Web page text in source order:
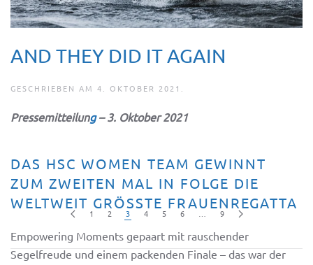
AND THEY DID IT AGAIN
GESCHRIEBEN AM 4. OKTOBER 2021
Pressemitteilung– 3. Oktober 2021
DAS HSC WOMEN TEAM GEWINNT
ZUM ZWEITEN MAL IN FOLGE DIE
WELTWEIT GRÖSSTE FRAUENREGATTA
Empowering Moments gepaart mit rauschender
Segelfreude und einem packenden Finale – das war der
1 2 3 4 5 6 9